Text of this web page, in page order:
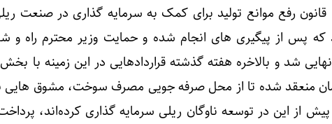
استفاده از ظرفیت ماده ۱۲ قانون رفع موانع تولید برای کمک به سرمایه گذاری در
از پیگیری های انجام شده و حمایت وزیر محترم راه و
شد و بالاخره هفته گذشته قراردادهایی در این زمینه با
تومان منعقد شده تا از محل صرفه جویی مصرف سوخت، مشوق
از این در توسعه ناوگان ریلی سرمایه گذاری کرده‌اند،